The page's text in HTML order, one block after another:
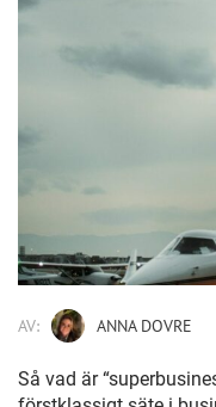
AV: ANNA DOVRE
Så vad är